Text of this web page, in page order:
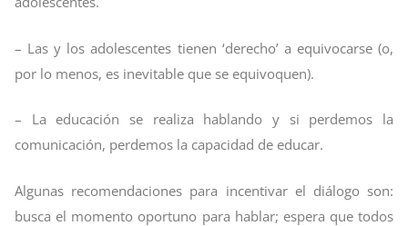
– Las y los adolescentes tienen ‘derecho’ a equivocarse (o,
por lo menos, es inevitable que se equivoquen).
– La educación se realiza hablando y si perdemos la
comunicación, perdemos la capacidad de educar.
Algunas recomendaciones para incentivar el diálogo son:
busca el momento oportuno para hablar; espera que todos